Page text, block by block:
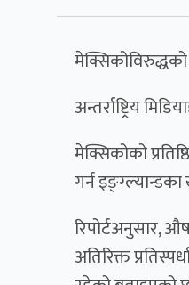
मेक्सिकोविरुद्धको
अन्तर्राष्ट्रिय
मेक्सिकोको
गर्न
रिपोर्टअनुसार,
अतिरिक्त